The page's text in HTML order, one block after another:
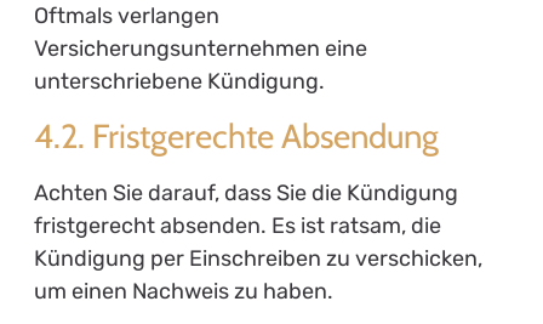
Oftmals verlangen
Versicherungsunternehmen eine
unterschriebene Kündigung.
4.2. Fristgerechte Absendung
Achten Sie darauf, dass Sie die Kündigung
fristgerecht absenden. Es ist ratsam, die
Kündigung per Einschreiben zu verschicken,
um einen Nachweis zu haben.